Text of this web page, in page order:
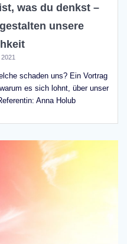
was du denkst –
unsere
schaden uns? Ein Vortrag
es sich lohnt, über unser
Anna Holub